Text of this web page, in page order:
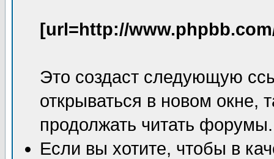
[url=http://
Это создаст следующую
открываться в новом окне,
продолжать читать форумы.
Если вы хотите, чтобы в